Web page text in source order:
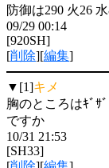
防御は290 火26
09/29 00:14
[920SH]
[削除][編集]
▼[1]キメ
胸のところはｷﾞｻ
ですか
10/31 21:53
[SH33]